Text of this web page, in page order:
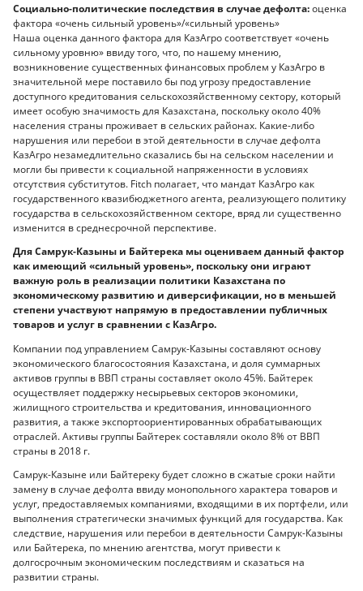
Социально-политические последствия в случае дефолта:оценка
фактора «очень сильный уровень»/«сильный уровень»
Наша оценка данного фактора для КазАгро соответствует «очень
сильному уровню» ввиду того, что, по нашему мнению,
возникновение существенных финансовых проблем у КазАгро в
значительной мере поставило бы под угрозу предоставление
доступного кредитования сельскохозяйственному сектору, который
имеет особую значимость для Казахстана, поскольку около 40%
населения страны проживает в сельских районах. Какие-либо
нарушения или перебои в этой деятельности в случае дефолта
КазАгро незамедлительно сказались бы на сельском населении и
могли бы привести к социальной напряженности в условиях
отсутствия субститутов. Fitch полагает, что мандат КазАгро как
государственного квазибюджетного агента, реализующего политику
государства в сельскохозяйственном секторе, вряд ли существенно
изменится в среднесрочной перспективе.
Для Самрук-Казыны и Байтерека мы оцениваем данный фактор
как имеющий «сильный уровень», поскольку они играют
важную роль в реализации политики Казахстана по
экономическому развитию и диверсификации, но в меньшей
степени участвуют напрямую в предоставлении публичных
товаров и услуг в сравнении с КазАгро.
Компании под управлением Самрук-Казыны составляют основу
экономического благосостояния Казахстана, и доля суммарных
активов группы в ВВП страны составляет около 45%. Байтерек
осуществляет поддержку несырьевых секторов экономики,
жилищного строительства и кредитования, инновационного
развития, а также экспортоориентированных обрабатывающих
отраслей. Активы группы Байтерек составляли около 8% от ВВП
страны в 2018 г.
Самрук-Казыне или Байтереку будет сложно в сжатые сроки найти
замену в случае дефолта ввиду монопольного характера товаров и
услуг, предоставляемых компаниями, входящими в их портфели, или
выполнения стратегически значимых функций для государства. Как
следствие, нарушения или перебои в деятельности Самрук-Казыны
или Байтерека, по мнению агентства, могут привести к
долгосрочным экономическим последствиям и сказаться на
развитии страны.